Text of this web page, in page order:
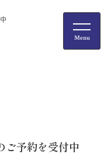
ご予約を受付中